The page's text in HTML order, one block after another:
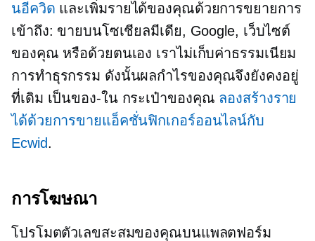
นอีควิด และเพิ่มรายได้ของคุณด้วยการขยายการ
เข้าถึง: ขายบนโซเชียลมีเดีย, Google, เว็บไซต์
ของคุณ หรือด้วยตนเอง เราไม่เก็บค่าธรรมเนียม
การทำธุรกรรม ดังนั้นผลกำไรของคุณจึงยังคงอยู่
ที่เดิม เป็นของ-ในกระเป๋าของคุณ ลองสร้างราย
ได้ด้วยการขายแอ็คชั่นฟิกเกอร์ออนไลน์กับ
Ecwid.
การโฆษณา
โปรโมตตัวเลขสะสมของคุณบนแพลตฟอร์ม